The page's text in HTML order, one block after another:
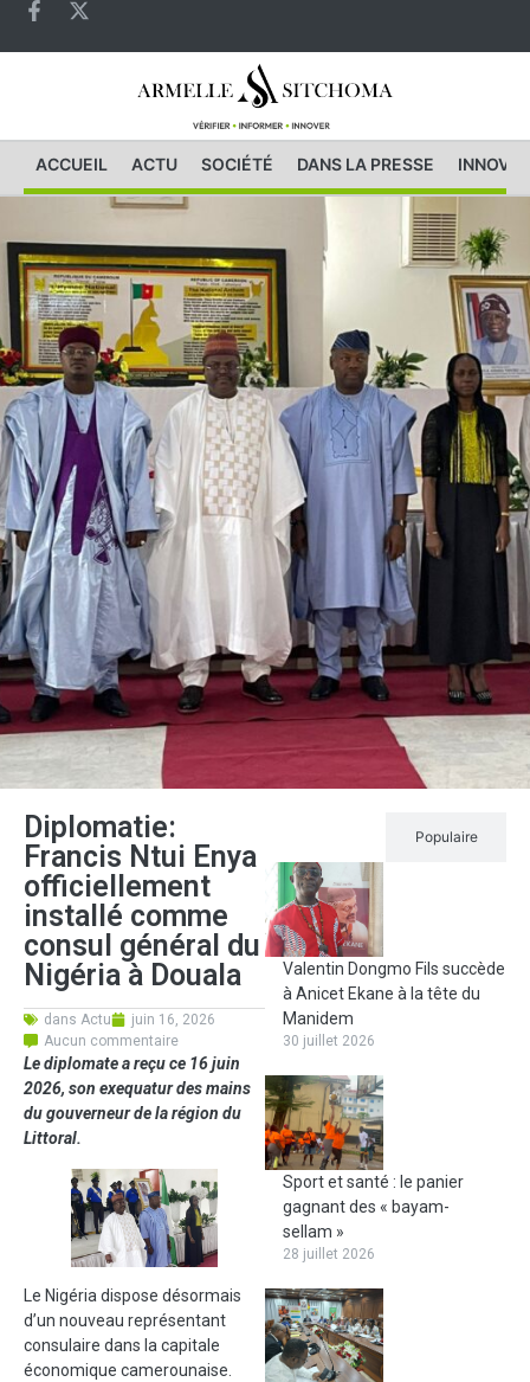
ACCUEIL ACTU SOCIÉTÉ DANS LA PRESSE
Diplomatie:
Francis Ntui Enya
officiellement
installé comme
consul général du
Nigéria à Douala
dans Actu
juin 16, 2026
Aucun commentaire
Le diplomate a reçu ce 16 juin
2026, son exequatur des mains
du gouverneur de la région du
Littoral.
Le Nigéria dispose désormais
d’un nouveau représentant
consulaire dans la capitale
économique camerounaise.
Populaire
Valentin Dongmo Fils succède
à Anicet Ekane à la tête du
Manidem
30 juillet 2026
Sport et santé : le panier
gagnant des « bayam-
sellam »
28 juillet 2026